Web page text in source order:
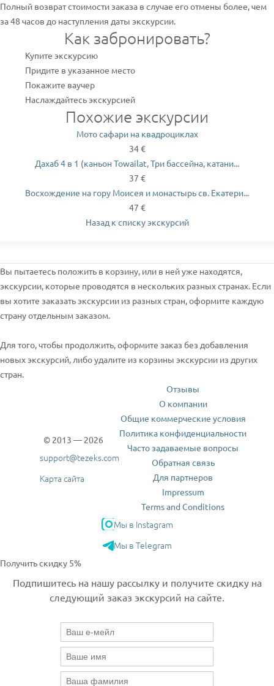
Полный возврат стоимости заказа в случае его отмены более, чем
за 48 часов до наступления даты экскурсии.
Как забронировать?
Купите экскурсию
Придите в указанное место
Покажите ваучер
Наслаждайтесь экскурсией
Похожие экскурсии
Мото сафари на квадроциклах
34 €
Дахаб 4 в 1 (каньон Towailat, Три бассейна, катани...
37 €
Восхождение на гору Моисея и монастырь св. Екатери...
47 €
Назад к списку экскурсий
Вы пытаетесь положить в корзину, или в ней уже находятся,
экскурсии, которые проводятся в нескольких разных странах. Если
вы хотите заказать экскурсии из разных стран, оформите каждую
страну отдельным заказом.
Для того, чтобы продолжить, оформите заказ без добавления
новых экскурсий, либо удалите из корзины экскурсии из других
стран.
© 2013 — 2026
support@tezeks.com
Карта сайта
Отзывы
О компании
Общие коммерческие условия
Политика конфиденциальности
Часто задаваемые вопросы
Обратная связь
Для партнеров
Impressum
Terms and Conditions
Мы в Instagram
Мы в Telegram
Получить скидку 5%
Подпишитесь на нашу рассылку и получите скидку на
следующий заказ экскурсий на сайте.